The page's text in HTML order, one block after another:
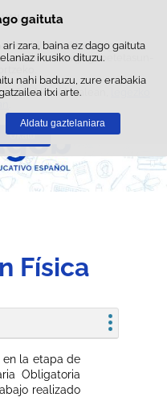
erabiltzen ditu nabigazioa
erabilera- eta gogobetetasun-
"Cookie-ak" atalean,
Ukatu
gaituta
zara, baina ez dago gaituta
ikusiko dituzu.
nahi baduzu, zure erabakia
itxi arte.
Aldatu gaztelaniara
salto egin
Física
en la etapa de
Obligatoria
realizado